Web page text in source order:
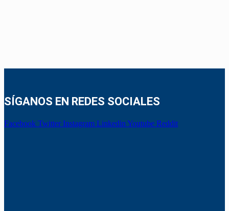
SÍGANOS EN REDES SOCIALES
Facebook Twitter Instagram Linkedin Youtube Reddit